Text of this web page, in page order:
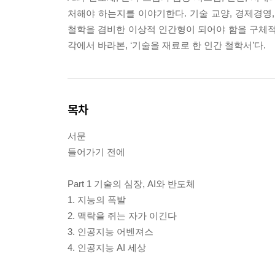
처해야 하는지를 이야기한다. 기술 교양, 경제경
철학을 겸비한 이상적 인간형이 되어야 함을 구체
각에서 바라본, ‘기술을 재료로 한 인간 철학서’다.
목차
서문
들어가기 전에
Part 1 기술의 심장, AI와 반도체
1. 지능의 폭발
2. 맥락을 쥐는 자가 이긴다
3. 인공지능 어벤져스
4. 인공지능 AI 세상